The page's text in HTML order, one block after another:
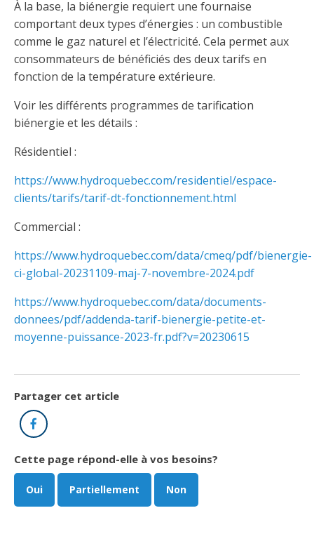
Lois et conseils
Travaux bénévoles d'électricité
Sinistre
Condamnations pour exercice illégal
Publications
Partenariats
Avantages et privilèges pour les membres
Le programme d'épargne collectif des fonds
d'investissement CORMEL | SÉCURE
H-Q, Telus et autres partenaires
fenêtre
Dispensateurs de formations
Dispensateurs de formations
Demande de reconnaissance d’une formation
À la base, la biénergie requiert une fournaise
comportant deux types d’énergies : un combustible
comme le gaz naturel et l’électricité. Cela permet aux
consommateurs de bénéficiés des deux tarifs en
fonction de la température extérieure.
Voir les différents programmes de tarification
biénergie et les détails :
Résidentiel :
https://www.hydroquebec.com/residentiel/espace-
clients/tarifs/tarif-dt-fonctionnement.html
Commercial :
https://www.hydroquebec.com/data/cmeq/pdf/bienergie-
ci-global-20231109-maj-7-novembre-2024.pdf
https://www.hydroquebec.com/data/documents-
donnees/pdf/addenda-tarif-bienergie-petite-et-
moyenne-puissance-2023-fr.pdf?v=20230615
Partager cet article
Facebook
Cette page répond-elle à vos besoins?
Oui Partiellement Non